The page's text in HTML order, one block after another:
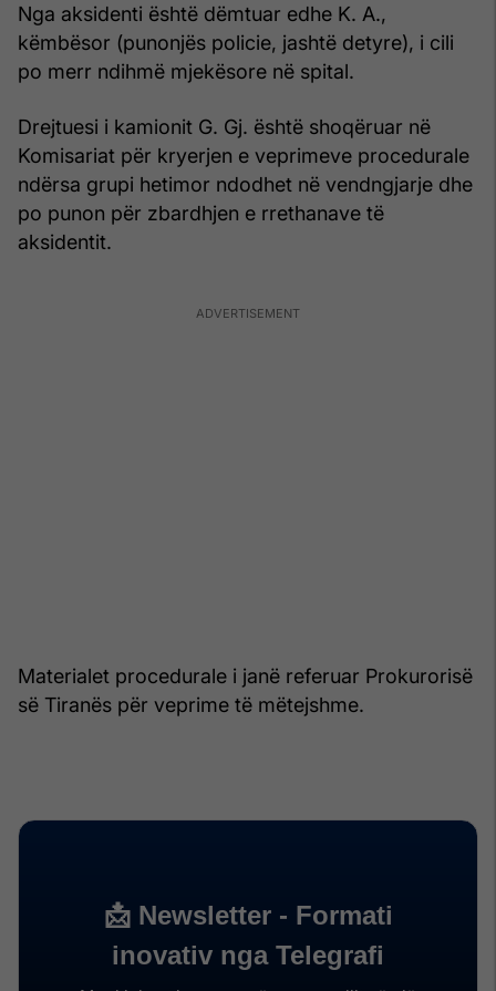
Nga aksidenti është dëmtuar edhe K. A.,
këmbësor (punonjës policie, jashtë detyre), i cili
po merr ndihmë mjekësore në spital.
Drejtuesi i kamionit G. Gj. është shoqëruar në
Komisariat për kryerjen e veprimeve procedurale
ndërsa grupi hetimor ndodhet në vendngjarje dhe
po punon për zbardhjen e rrethanave të
aksidentit.
Materialet procedurale i janë referuar Prokurorisë
së Tiranës për veprime të mëtejshme.